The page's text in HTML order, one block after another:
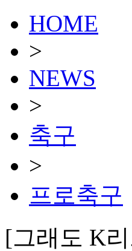
HOME
>
NEWS
>
축구
>
프로축구
[그래도 K